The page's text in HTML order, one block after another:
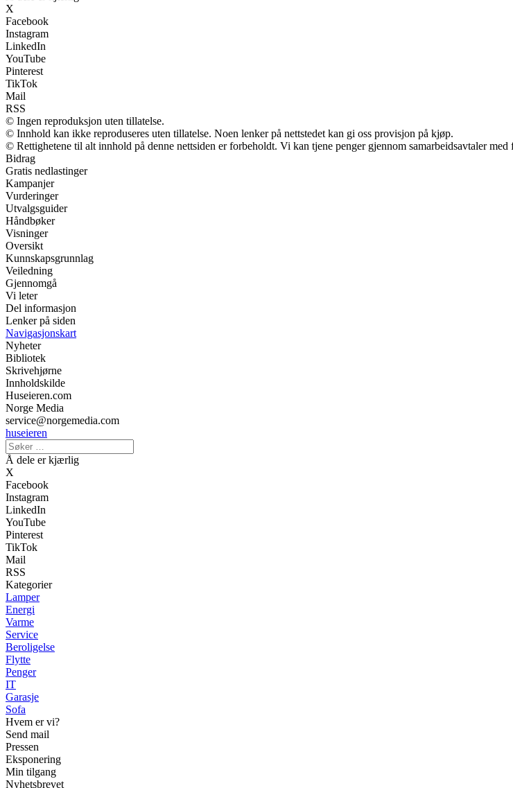
X
Facebook
Instagram
LinkedIn
YouTube
Pinterest
TikTok
Mail
RSS
© Ingen reproduksjon uten tillatelse.
© Innhold kan ikke reproduseres uten tillatelse. Noen lenker på nettstedet kan gi oss provisjon på kjøp.
© Rettighetene til alt innhold på denne nettsiden er forbeholdt. Vi kan tjene penger gjennom samarbeidsavtaler
Bidrag
Gratis nedlastinger
Kampanjer
Vurderinger
Utvalgsguider
Håndbøker
Visninger
Oversikt
Kunnskapsgrunnlag
Veiledning
Gjennomgå
Vi leter
Del informasjon
Lenker på siden
Navigasjonskart
Nyheter
Bibliotek
Skrivehjørne
Innholdskilde
Huseieren.com
Norge Media
service@norgemedia.com
huseieren
Å dele er kjærlig
X
Facebook
Instagram
LinkedIn
YouTube
Pinterest
TikTok
Mail
RSS
Kategorier
Lamper
Energi
Varme
Service
Beroligelse
Flytte
Penger
IT
Garasje
Sofa
Hvem er vi?
Send mail
Pressen
Eksponering
Min tilgang
Nyhetsbrevet